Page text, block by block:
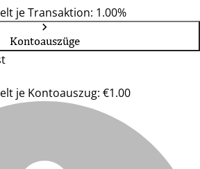
je Transaktion: 1.00%
Kontoauszüge
je Kontoauszug: €1.00